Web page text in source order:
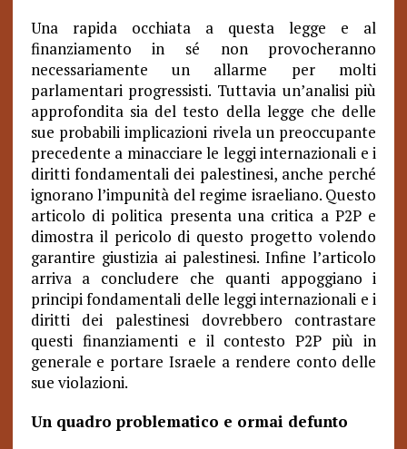
Una rapida occhiata a questa legge e al
finanziamento in sé non provocheranno
necessariamente un allarme per molti
parlamentari progressisti. Tuttavia un’analisi più
approfondita sia del testo della legge che delle
sue probabili implicazioni rivela un preoccupante
precedente a minacciare le leggi internazionali e i
diritti fondamentali dei palestinesi, anche perché
ignorano l’impunità del regime israeliano. Questo
articolo di politica presenta una critica a P2P e
dimostra il pericolo di questo progetto volendo
garantire giustizia ai palestinesi. Infine l’articolo
arriva a concludere che quanti appoggiano i
principi fondamentali delle leggi internazionali e i
diritti dei palestinesi dovrebbero contrastare
questi finanziamenti e il contesto P2P più in
generale e portare Israele a rendere conto delle
sue violazioni.
Un quadro problematico e ormai defunto